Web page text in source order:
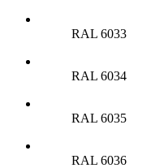
RAL 6033
RAL 6034
RAL 6035
RAL 6036